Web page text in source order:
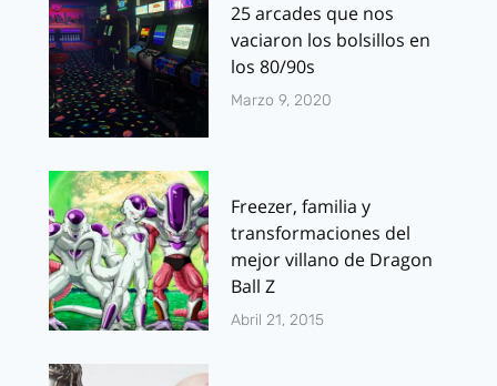
25 arcades que nos
vaciaron los bolsillos en
los 80/90s
Marzo 9, 2020
Freezer, familia y
transformaciones del
mejor villano de Dragon
Ball Z
Abril 21, 2015